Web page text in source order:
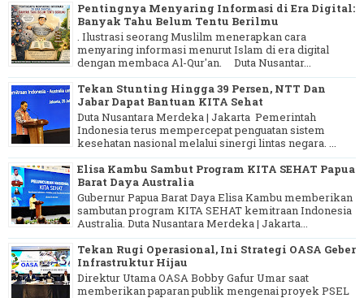
Pentingnya Menyaring Informasi di Era Digital:
Banyak Tahu Belum Tentu Berilmu
. Ilustrasi seorang Muslilm menerapkan cara
menyaring informasi menurut Islam di era digital
dengan membaca Al-Qur'an. Duta Nusantar...
Tekan Stunting Hingga 39 Persen, NTT Dan
Jabar Dapat Bantuan KITA Sehat
Duta Nusantara Merdeka | Jakarta Pemerintah
Indonesia terus mempercepat penguatan sistem
kesehatan nasional melalui sinergi lintas negara. ...
Elisa Kambu Sambut Program KITA SEHAT Papua
Barat Daya Australia
Gubernur Papua Barat Daya Elisa Kambu memberikan
sambutan program KITA SEHAT kemitraan Indonesia
Australia. Duta Nusantara Merdeka | Jakarta...
Tekan Rugi Operasional, Ini Strategi OASA Geber
Infrastruktur Hijau
Direktur Utama OASA Bobby Gafur Umar saat
memberikan paparan publik mengenai proyek PSEL